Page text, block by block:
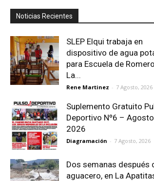
Noticias Recientes
SLEP Elqui trabaja en
dispositivo de agua
para Escuela de
La...
Rene Martinez - 7 Agosto, 2026
Suplemento Gratuito
Deportivo Nº6 – Agosto
2026
Diagramación - 7 Agosto, 2026
Dos semanas después
aguacero, en La